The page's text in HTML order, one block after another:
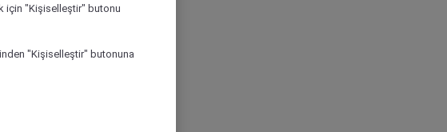
için "Kişiselleştir" butonu
"Kişiselleştir" butonuna